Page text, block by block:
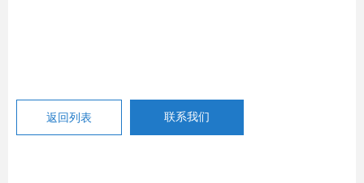
返回列表 联系我们